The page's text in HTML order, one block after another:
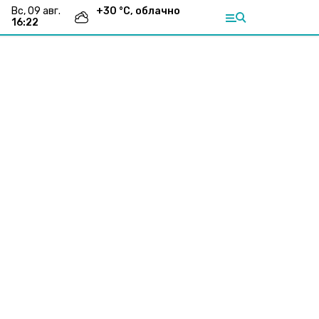
вс, 09 авг.
16:22
+30 °С, облачно